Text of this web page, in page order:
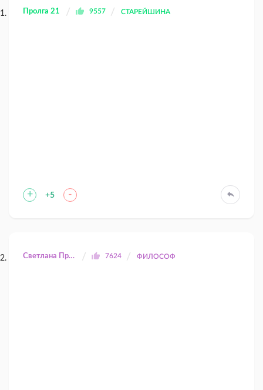
Пролга 21 9557 СТАРЕЙШИНА
+ +5 -
Светлана Прилуцкая 7624 ФИЛОСОФ